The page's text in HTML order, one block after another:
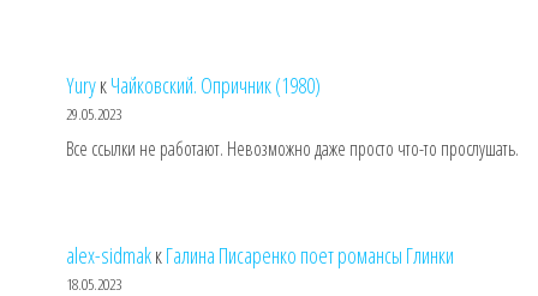
YuryкЧайковский. Опричник (1980)
29.05.2023
Все ссылки не работают. Невозможно даже просто что-то прослушать.
alex-sidmakкГалина Писаренко поет романсы Глинки
18.05.2023